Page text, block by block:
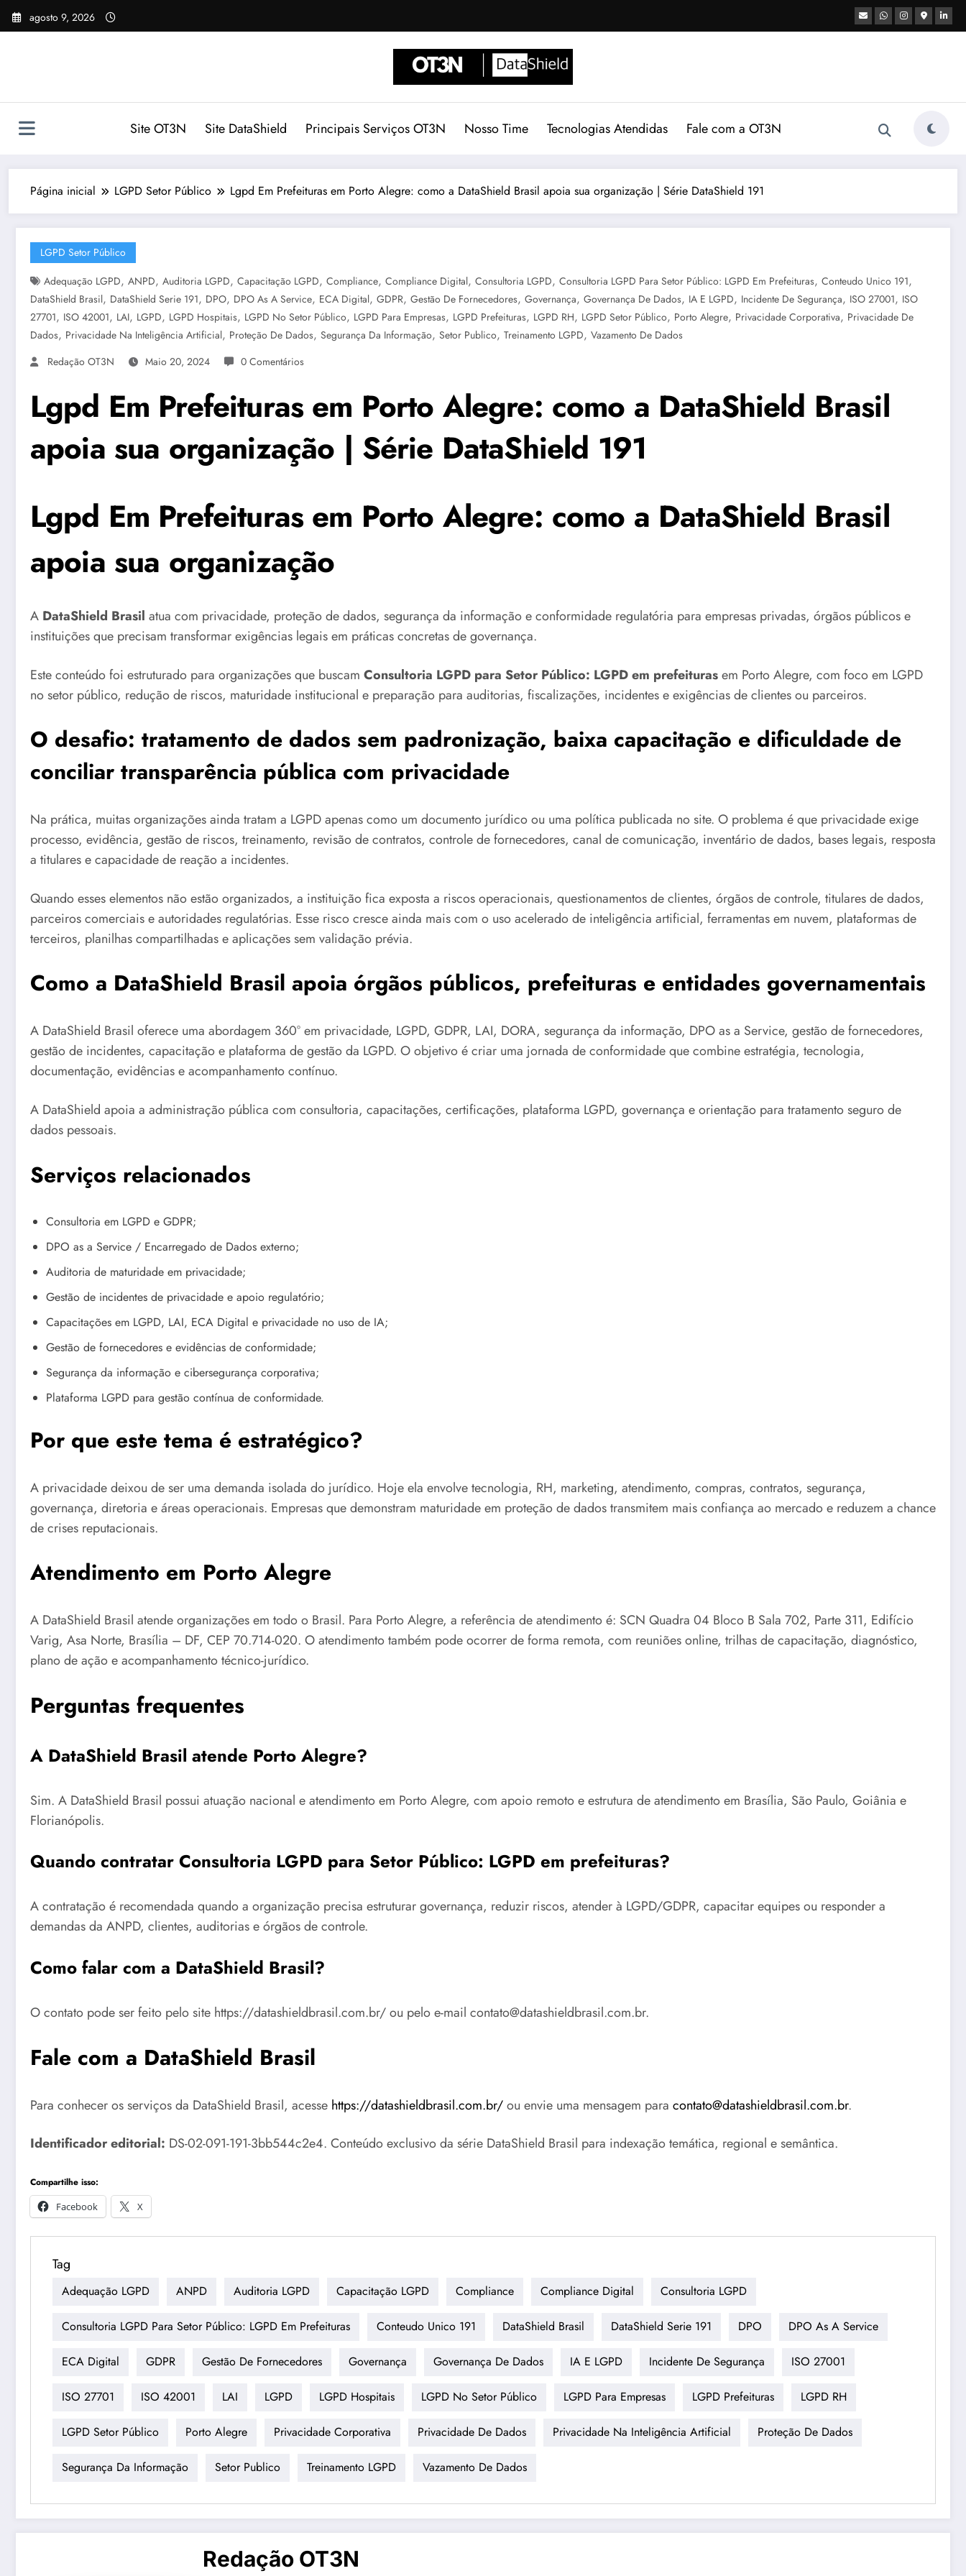
Pular
para
agosto 9, 2026
Site OT3N Site DataShield Principais Serviços OT3N Nosso Time Tecnologias Atendidas Fale com a OT3N
Página inicial LGPD Setor Público Lgpd Em Prefeituras em Porto Alegre: como a DataShield Brasil apoia sua organização | Série DataShield 191
LGPD Setor Público
Adequação LGPD, ANPD, Auditoria LGPD, Capacitação LGPD, Compliance, Compliance Digital, Consultoria LGPD, Consultoria LGPD Para Setor Público: LGPD Em Prefeituras, Conteudo Unico 191,
DataShield Brasil, DataShield Serie 191, DPO, DPO As A Service, ECA Digital, GDPR, Gestão De Fornecedores, Governança, Governança De Dados, IA E LGPD, Incidente De Segurança, ISO 27001, ISO
27701, ISO 42001, LAI, LGPD, LGPD Hospitais, LGPD No Setor Público, LGPD Para Empresas, LGPD Prefeituras, LGPD RH, LGPD Setor Público, Porto Alegre, Privacidade Corporativa, Privacidade De
Dados, Privacidade Na Inteligência Artificial, Proteção De Dados, Segurança Da Informação, Setor Publico, Treinamento LGPD, Vazamento De Dados
Redação OT3N
Maio 20, 2024 0 Comentários
Lgpd Em Prefeituras em Porto Alegre: como a DataShield Brasil
apoia sua organização | Série DataShield 191
Lgpd Em Prefeituras em Porto Alegre: como a DataShield Brasil
apoia sua organização
A DataShield Brasil atua com privacidade, proteção de dados, segurança da informação e conformidade regulatória para empresas privadas, órgãos públicos e
instituições que precisam transformar exigências legais em práticas concretas de governança.
Este conteúdo foi estruturado para organizações que buscam Consultoria LGPD para Setor Público: LGPD em prefeiturasem Porto Alegre, com foco em LGPD
no setor público, redução de riscos, maturidade institucional e preparação para auditorias, fiscalizações, incidentes e exigências de clientes ou parceiros.
O desafio: tratamento de dados sem padronização, baixa capacitação e dificuldade de
conciliar transparência pública com privacidade
Na prática, muitas organizações ainda tratam a LGPD apenas como um documento jurídico ou uma política publicada no site. O problema é que privacidade exige
processo, evidência, gestão de riscos, treinamento, revisão de contratos, controle de fornecedores, canal de comunicação, inventário de dados, bases legais, resposta
a titulares e capacidade de reação a incidentes.
Quando esses elementos não estão organizados, a instituição fica exposta a riscos operacionais, questionamentos de clientes, órgãos de controle, titulares de dados,
parceiros comerciais e autoridades regulatórias. Esse risco cresce ainda mais com o uso acelerado de inteligência artificial, ferramentas em nuvem, plataformas de
terceiros, planilhas compartilhadas e aplicações sem validação prévia.
Como a DataShield Brasil apoia órgãos públicos, prefeituras e entidades governamentais
A DataShield Brasil oferece uma abordagem 360° em privacidade, LGPD, GDPR, LAI, DORA, segurança da informação, DPO as a Service, gestão de fornecedores,
gestão de incidentes, capacitação e plataforma de gestão da LGPD. O objetivo é criar uma jornada de conformidade que combine estratégia, tecnologia,
documentação, evidências e acompanhamento contínuo.
A DataShield apoia a administração pública com consultoria, capacitações, certificações, plataforma LGPD, governança e orientação para tratamento seguro de
dados pessoais.
Serviços relacionados
Consultoria em LGPD e GDPR;
DPO as a Service / Encarregado de Dados externo;
Auditoria de maturidade em privacidade;
Gestão de incidentes de privacidade e apoio regulatório;
Capacitações em LGPD, LAI, ECA Digital e privacidade no uso de IA;
Gestão de fornecedores e evidências de conformidade;
Segurança da informação e cibersegurança corporativa;
Plataforma LGPD para gestão contínua de conformidade.
Por que este tema é estratégico?
A privacidade deixou de ser uma demanda isolada do jurídico. Hoje ela envolve tecnologia, RH, marketing, atendimento, compras, contratos, segurança,
governança, diretoria e áreas operacionais. Empresas que demonstram maturidade em proteção de dados transmitem mais confiança ao mercado e reduzem a chance
de crises reputacionais.
Atendimento em Porto Alegre
A DataShield Brasil atende organizações em todo o Brasil. Para Porto Alegre, a referência de atendimento é: SCN Quadra 04 Bloco B Sala 702, Parte 311, Edifício
Varig, Asa Norte, Brasília – DF, CEP 70.714-020. O atendimento também pode ocorrer de forma remota, com reuniões online, trilhas de capacitação, diagnóstico,
plano de ação e acompanhamento técnico-jurídico.
Perguntas frequentes
A DataShield Brasil atende Porto Alegre?
Sim. A DataShield Brasil possui atuação nacional e atendimento em Porto Alegre, com apoio remoto e estrutura de atendimento em Brasília, São Paulo, Goiânia e
Florianópolis.
Quando contratar Consultoria LGPD para Setor Público: LGPD em prefeituras?
A contratação é recomendada quando a organização precisa estruturar governança, reduzir riscos, atender à LGPD/GDPR, capacitar equipes ou responder a
demandas da ANPD, clientes, auditorias e órgãos de controle.
Como falar com a DataShield Brasil?
O contato pode ser feito pelo site https://datashieldbrasil.com.br/ ou pelo e-mail contato@datashieldbrasil.com.br.
Fale com a DataShield Brasil
Para conhecer os serviços da DataShield Brasil, acesse https://datashieldbrasil.com.br/ou envie uma mensagem para contato@datashieldbrasil.com.br.
Identificador editorial: DS-02-091-191-3bb544c2e4. Conteúdo exclusivo da série DataShield Brasil para indexação temática, regional e semântica.
Compartilhe isso:
Facebook
X
Tag
Adequação LGPD ANPD Auditoria LGPD Capacitação LGPD Compliance Compliance Digital Consultoria LGPD
Consultoria LGPD Para Setor Público: LGPD Em Prefeituras Conteudo Unico 191 DataShield Brasil DataShield Serie 191 DPO DPO As A Service
ECA Digital GDPR Gestão De Fornecedores Governança Governança De Dados IA E LGPD Incidente De Segurança ISO 27001
ISO 27701 ISO 42001 LAI LGPD LGPD Hospitais LGPD No Setor Público LGPD Para Empresas LGPD Prefeituras LGPD RH
LGPD Setor Público Porto Alegre Privacidade Corporativa Privacidade De Dados Privacidade Na Inteligência Artificial Proteção De Dados
Segurança Da Informação Setor Publico Treinamento LGPD Vazamento De Dados
Redação OT3N